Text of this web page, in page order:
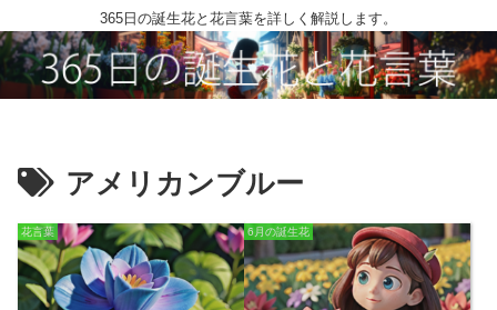
365日の誕生花と花言葉を詳しく解説します。
アメリカンブルー
花言葉 6月の誕生花